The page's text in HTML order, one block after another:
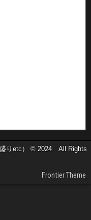
りetc） © 2024 All Rights
Frontier Theme